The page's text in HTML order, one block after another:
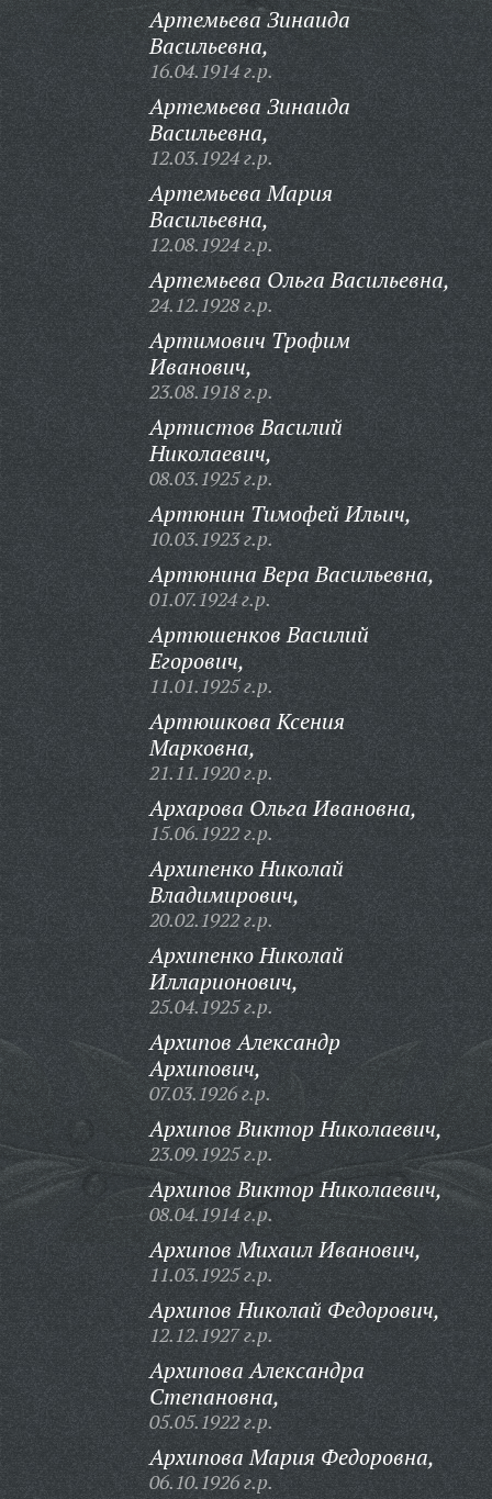
Артемьева Зинаида
Васильевна,
16.04.1914 г.р.
Артемьева Зинаида
Васильевна,
12.03.1924 г.р.
Артемьева Мария
Васильевна,
12.08.1924 г.р.
Артемьева Ольга Васильевна,
24.12.1928 г.р.
Артимович Трофим
Иванович,
23.08.1918 г.р.
Артистов Василий
Николаевич,
08.03.1925 г.р.
Артюнин Тимофей Ильич,
10.03.1923 г.р.
Артюнина Вера Васильевна,
01.07.1924 г.р.
Артюшенков Василий
Егорович,
11.01.1925 г.р.
Артюшкова Ксения
Марковна,
21.11.1920 г.р.
Архарова Ольга Ивановна,
15.06.1922 г.р.
Архипенко Николай
Владимирович,
20.02.1922 г.р.
Архипенко Николай
Илларионович,
25.04.1925 г.р.
Архипов Александр
Архипович,
07.03.1926 г.р.
Архипов Виктор Николаевич,
23.09.1925 г.р.
Архипов Виктор Николаевич,
08.04.1914 г.р.
Архипов Михаил Иванович,
11.03.1925 г.р.
Архипов Николай Федорович,
12.12.1927 г.р.
Архипова Александра
Степановна,
05.05.1922 г.р.
Архипова Мария Федоровна,
06.10.1926 г.р.